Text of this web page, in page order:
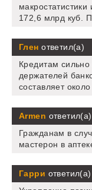
172,6 млрд куб.
Глен ответил(а)
Кредитам
держателей
составляет
Armen ответил(а)
Гражданам в
мастерон в
Гарри ответил(а)